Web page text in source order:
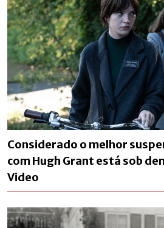
Considerado o melhor
com Hugh Grant está sob
Video